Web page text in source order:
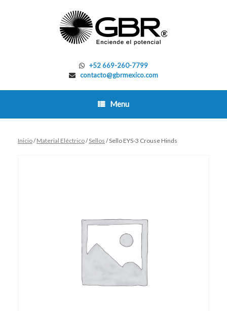
+52 669-260-7799
contacto@gbrmexico.com
Menu
Inicio/Material Eléctrico/Sellos / Sello EYS-3 Crouse Hinds